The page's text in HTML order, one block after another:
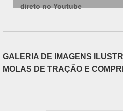
direto no Youtube
GALERIA DE IMAGENS
MOLAS DE TRAÇÃO E